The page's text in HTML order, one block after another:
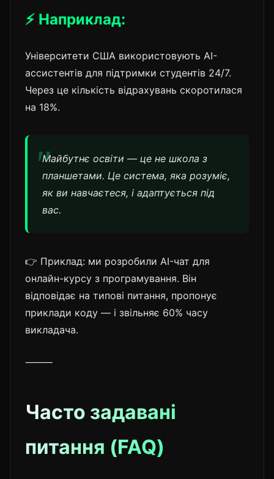
⚡ Наприклад:
Університети США використовують AI-
ассистентів для підтримки студентів 24/7.
Через це кількість відрахувань скоротилася
на 18%.
Майбутнє освіти — це не школа з
планшетами. Це система, яка розуміє,
як ви навчаєтеся, і адаптується під
вас.
👉 Приклад: ми розробили AI-чат для
онлайн-курсу з програмування. Він
відповідає на типові питання, пропонує
приклади коду — і звільняє 60% часу
викладача.
⸻
Часто задавані
питання (FAQ)